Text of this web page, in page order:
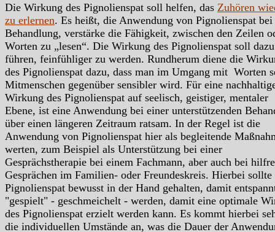
Die Wirkung des Pignolienspat soll helfen, das Zuhören
zu erlernen. Es heißt, die Anwendung von Pignolienspat bei
Behandlung, verstärke die Fähigkeit, zwischen den Zeilen
Worten zu „lesen“. Die Wirkung des Pignolienspat soll dazu
führen, feinfühliger zu werden. Rundherum diene die
des Pignolienspat dazu, dass man im Umgang mit Worten
Mitmenschen gegenüber sensibler wird. Für eine
Wirkung des Pignolienspat auf seelisch, geistiger, mentaler
Ebene, ist eine Anwendung bei einer unterstützenden
über einen längeren Zeitraum ratsam. In der Regel ist die
Anwendung von Pignolienspat hier als begleitende
werten, zum Beispiel als Unterstützung bei einer
Gesprächstherapie bei einem Fachmann, aber auch bei
Gesprächen im Familien- oder Freundeskreis. Hierbei sollte
Pignolienspat bewusst in der Hand gehalten, damit
"gespielt" - geschmeichelt - werden, damit eine optimale
des Pignolienspat erzielt werden kann. Es kommt hierbei
die individuellen Umstände an, was die Dauer der